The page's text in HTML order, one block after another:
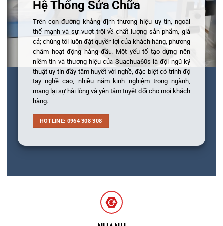
Hệ Thống Sửa Chữa
Trên con đường khẳng định thương hiệu uy tín, ngoài
thế mạnh và sự vượt trội về chất lượng sản phẩm, giá
cả; chúng tôi luôn đặt quyền lợi của khách hàng, phương
châm hoạt động hàng đầu. Một yếu tố tạo dựng nên
niềm tin và thương hiệu của Suachua60s là đội ngũ kỹ
thuật uy tín đầy tâm huyết với nghề, đặc biệt có trình độ
tay nghề cao, nhiều năm kinh nghiệm trong ngành,
mang lại sự hài lòng và yên tâm tuyệt đối cho mọi khách
hàng.
HOTLINE: 0964 308 308